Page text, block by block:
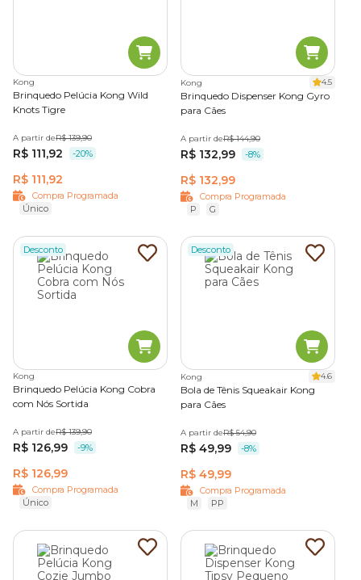
Kong
Brinquedo Pelúcia Kong Wild
Knots Tigre
A partir deR$ 139,90
R$ 111,92 -20%
R$ 111,92
Compra Programada
Único
Kong 4.5
Brinquedo Dispenser Kong Gyro
para Cães
A partir deR$ 144,90
R$ 132,99 -8%
R$ 132,99
Compra Programada
P
G
Desconto
Kong
Brinquedo Pelúcia Kong Cobra
com Nós Sortida
A partir deR$ 139,90
R$ 126,99 -9%
R$ 126,99
Compra Programada
Único
Desconto
Kong 4.6
Bola de Tênis Squeakair Kong
para Cães
A partir deR$ 54,90
R$ 49,99 -8%
R$ 49,99
Compra Programada
M
PP